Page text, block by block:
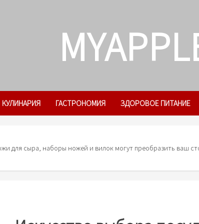
КУЛИНАРИЯ ГАСТРОНОМИЯ ЗДОРОВОЕ ПИТАНИЕ
для сыра, наборы ножей и вилок могут преобразить ваш